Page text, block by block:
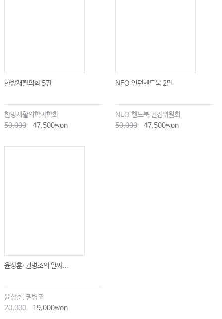
한방재활의학 5판
한방재활의학과학회
50,000
47,500won
NEO 인턴핸드북 2판
NEO 핸드북 편집위원회
50,000
47,500won
윤상훈·권병조의 알짜...
윤상훈, 권병조
20,000
19,000won